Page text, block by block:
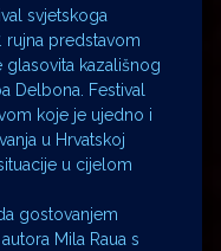
svjetskoga
rujna predstavom
glasovita kazališnog
Delbona. Festival
koje je ujedno i
u Hrvatskoj
u cijelom
gostovanjem
Mila Raua s